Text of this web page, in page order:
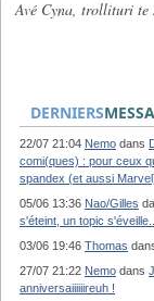
Avé Cyna, trollituri te
DERNIERS
22/07 21:04 Nemo dans
comi(ques) : pour ceux
spandex (et aussi
05/06 13:36 Nao/Gilles
s'éteint, un topic s'éveille...
03/06 19:46 Thomas
27/07 21:22 Nemo dans
anniversaiiiiiireuh !